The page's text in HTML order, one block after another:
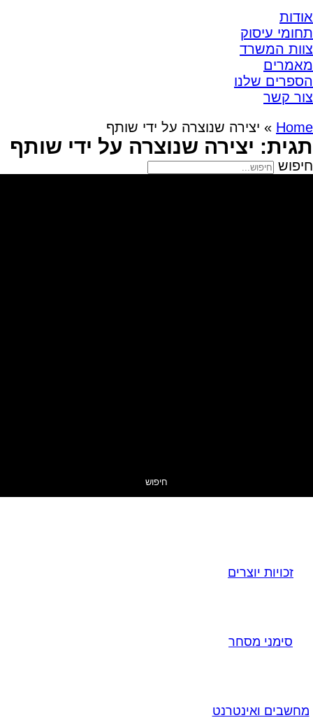
אודות
תחומי עיסוק
צוות המשרד
מאמרים
הספרים שלנו
צור קשר
Home
» יצירה שנוצרה על ידי שותף
תגית: יצירה שנוצרה על ידי שותף
חיפוש
חיפוש
זכויות יוצרים
סימני מסחר
מחשבים ואינטרנט